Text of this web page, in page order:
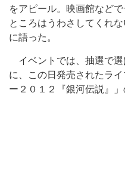
をアピール。映画館など
ところはうわさしてくれ
に語った。
イベントでは、抽選で選
に、この日発売されたラ
ー２０１２『銀河伝説』